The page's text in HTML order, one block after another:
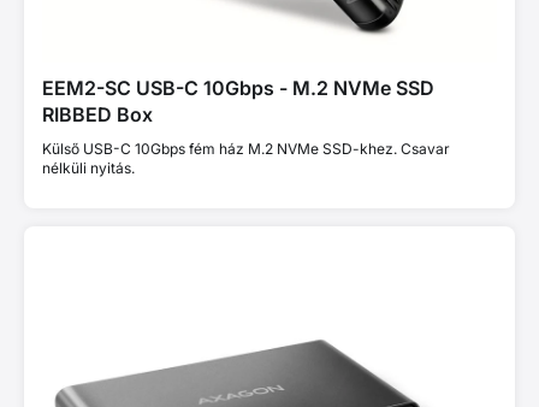
EEM2-SC USB-C 10Gbps - M.2 NVMe SSD
RIBBED Box
Külső USB-C 10Gbps fém ház M.2 NVMe SSD-khez. Csavar
nélküli nyitás.